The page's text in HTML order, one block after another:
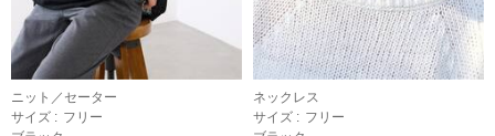
ニット／セーター
サイズ : フリー
ネックレス
サイズ : フリー